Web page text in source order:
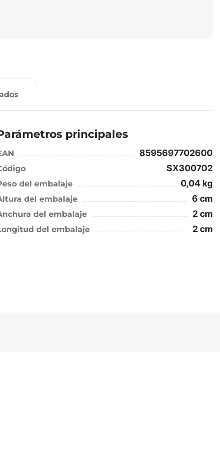
principales
8595697702600
SX300702
del embalaje 0,04 kg
del embalaje 6 cm
del embalaje 2 cm
del embalaje 2 cm